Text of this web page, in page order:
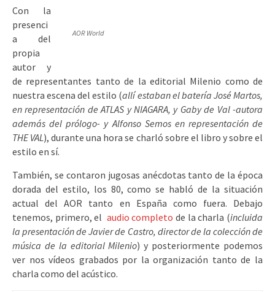
AOR World
Con la
presenci
a del
propia
autor y
de representantes tanto de la editorial Milenio como de
nuestra escena del estilo (allí estaban el batería José Martos,
en representación de ATLAS y NIAGARA, y Gaby de Val -autora
además del prólogo- y Alfonso Semos en representación de
THE VAL), durante una hora se charló sobre el libro y sobre el
estilo en sí.
También, se contaron jugosas anécdotas tanto de la época
dorada del estilo, los 80, como se habló de la situación
actual del AOR tanto en España como fuera. Debajo
tenemos, primero, el audio completo de la charla (incluida
la presentación de Javier de Castro, director de la colección de
música de la editorial Milenio) y posteriormente podemos
ver nos vídeos grabados por la organización tanto de la
charla como del acústico.